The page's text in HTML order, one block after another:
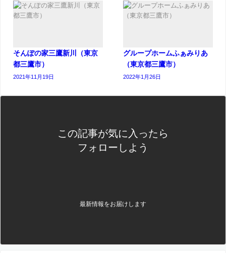
そんぽの家三鷹新川（東京
都三鷹市）
2021年11月19日
グループホームふぁみりあ
（東京都三鷹市）
2022年1月26日
この記事が気に入ったら
フォローしよう
最新情報をお届けします